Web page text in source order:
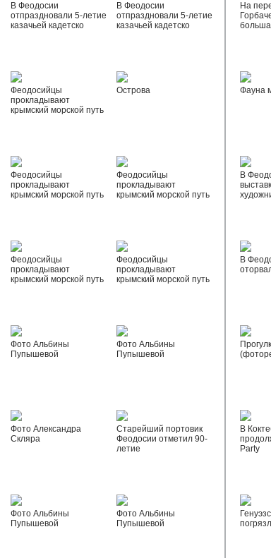
В Феодосии
отпраздновали 5-летие
казачьей кадетско
В Феодосии
отпраздновали 5-летие
казачьей кадетско
Феодосийцы
прокладывают
крымский морской путь
Острова
Феодосийцы
прокладывают
крымский морской путь
Феодосийцы
прокладывают
крымский морской путь
Феодосийцы
прокладывают
крымский морской путь
Феодосийцы
прокладывают
крымский морской путь
Фото Альбины
Пупышевой
Фото Альбины
Пупышевой
Фото Александра
Скляра
Старейший портовик
Феодосии отметил 90-
летие
Фото Альбины
Пупышевой
Фото Альбины
Пупышевой
На
Фауна
В
В
В
Party